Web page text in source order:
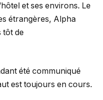
et ses environs. Le
étrangères, Alpha
tôt de
été communiqué
est toujours en cours.